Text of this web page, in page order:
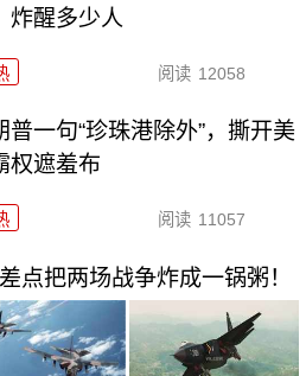
炸醒多少人
阅读 12058
普一句“珍珠港除外”，撕开美
权遮羞布
阅读 11057
点把两场战争炸成一锅粥！